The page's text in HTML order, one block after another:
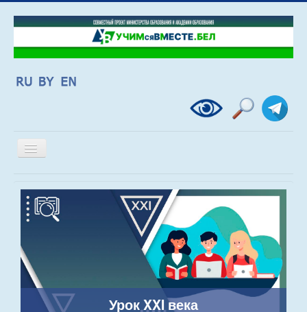
Включить/
выключить
Урок XXI века